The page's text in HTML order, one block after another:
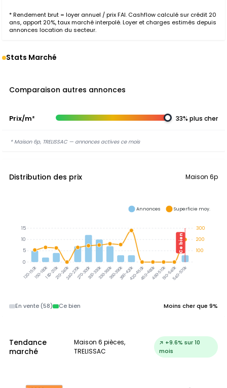
* Rendement brut = loyer annuel / prix FAI. Cashflow calculé sur crédit 20
ans, apport 20%, taux marché interpolé. Loyer et charges estimés depuis
annonces location du secteur.
Stats Marché
Comparaison autres annonces
Prix/m² 33% plus cher
* Maison 6p, TRELISSAC — annonces actives ce mois
Distribution des prix Maison 6p
120-150k150-180k180-210k210-240k240-270k270-300k300-330k330-360k360-390k390-420k420-450k450-480k480-510k510-540k540-570k
Ce bien
300
200
100
15
10
5
0
Annonces Superficie moy.
En vente (58) Ce bien Moins cher que 9%
Tendance
marché
Maison 6 pièces,
TRELISSAC
↗ +9.6% sur 10
mois